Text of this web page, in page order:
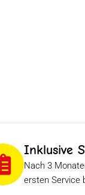
Inklusive
Nach 3
ersten Service